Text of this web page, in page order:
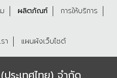
ผลิตภัณฑ์ การให้บริการ
า แผนผังเว็บไซต์
ระเทศไทย) จำกัด